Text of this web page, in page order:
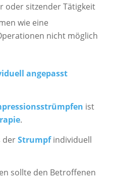
oder sitzender Tätigkeit
wie eine
nicht möglich
angepasst
ist
.
derStrumpfindividuell
sollte den Betroffenen